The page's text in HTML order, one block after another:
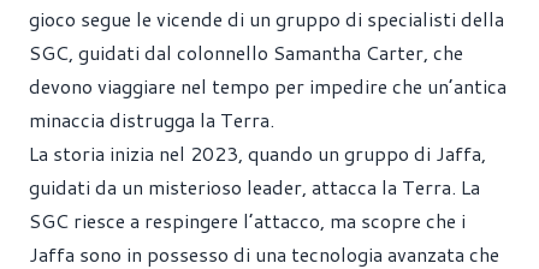
gioco segue le vicende di un gruppo di specialisti della
SGC, guidati dal colonnello Samantha Carter, che
devono viaggiare nel tempo per impedire che un’antica
minaccia distrugga la Terra.
La storia inizia nel 2023, quando un gruppo di Jaffa,
guidati da un misterioso leader, attacca la Terra. La
SGC riesce a respingere l’attacco, ma scopre che i
Jaffa sono in possesso di una tecnologia avanzata che